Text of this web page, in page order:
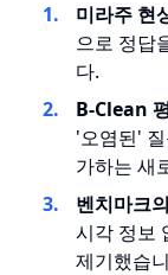
미라주 현
으로 정답
다.
B-Clean
'오염된'
가하는 새
벤치마크
시각 정보
제기했습